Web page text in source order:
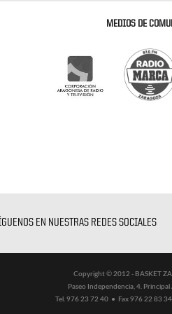
MEDIOS DE
EN NUESTRAS REDES SOCIALES
Copyright © 2012 - BASKET
Paseo Independencia, 4.
Tel. 976 23 72 40 ● Fax 976 22 83